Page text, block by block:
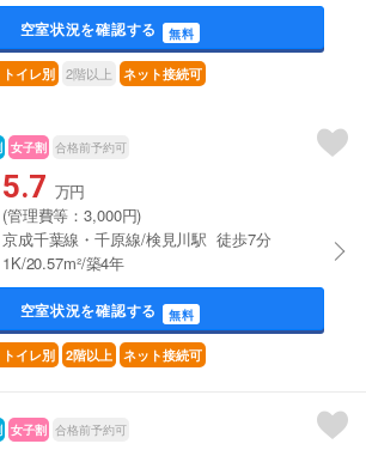
空室状況を確認する 無料
イレ別 2階以上 ネット接続可
女子割 合格前予約可
5.7 万円
(管理費等：3,000円)
京成千葉線・千原線/検見川駅 徒歩7分
1K/20.57m²/築4年
空室状況を確認する 無料
イレ別 2階以上 ネット接続可
女子割 合格前予約可